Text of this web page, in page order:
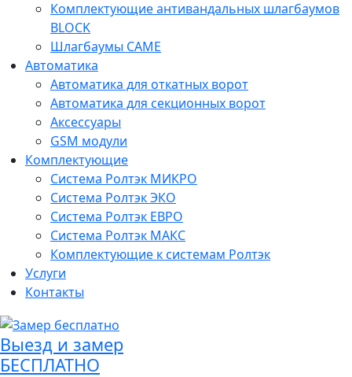
Комплектующие антивандальных шлагбаумов
BLOCK
Шлагбаумы CAME
Автоматика
Автоматика для откатных ворот
Автоматика для секционных ворот
Аксессуары
GSM модули
Комплектующие
Система Ролтэк МИКРО
Система Ролтэк ЭКО
Система Ролтэк ЕВРО
Система Ролтэк МАКС
Комплектующие к системам Ролтэк
Услуги
Контакты
Выезд и замер
БЕСПЛАТНО